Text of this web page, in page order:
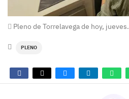
Pleno de Torrelavega de hoy, jueves.
PLENO